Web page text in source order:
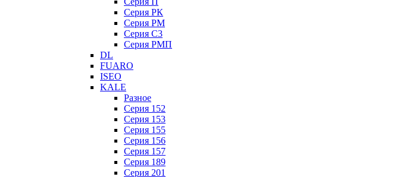
Серия РК
Серия РМ
Серия С3
Серия РМП
DL
FUARO
ISEO
KALE
Разное
Серия 152
Серия 153
Серия 155
Серия 156
Серия 157
Серия 189
Серия 201